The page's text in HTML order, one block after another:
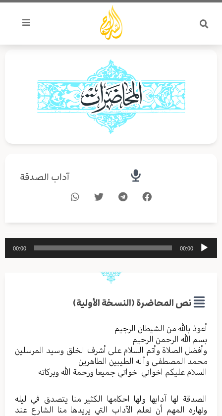
تخطي
المحتوى
آداب الصدقة
مشغل
الصوت
00:00
00:00
نص المحاضرة (النسخة الأولية)
أعوذ بالله من الشیطان الرجیم
بسم الله الرحمن الرحیم
وأفضل الصلاة وأتم السلام علی أشرف الخلق وسید المرسلین
محمد المصطفی وآله الطیبین الطاهرین
السلام علیکم اخواني اخواتي جمیعا ورحمة الله وبرکاته
الصدقة لها آدابها ولها احکامها الکثیر منا یتصدق في لیله
ونهاره المهم أن نعلم الآداب التي یریدها منا الشارع عند